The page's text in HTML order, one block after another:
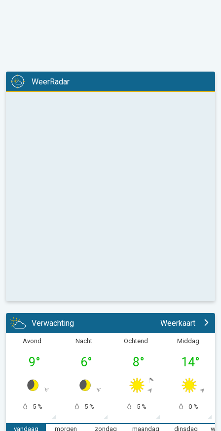
WeerRadar
Verwachting Weerkaart
Avond
9°
5 %
Nacht
6°
5 %
Ochtend
8°
5 %
Middag
14°
0 %
vandaag
morgen
zondag
maandag
dinsdag